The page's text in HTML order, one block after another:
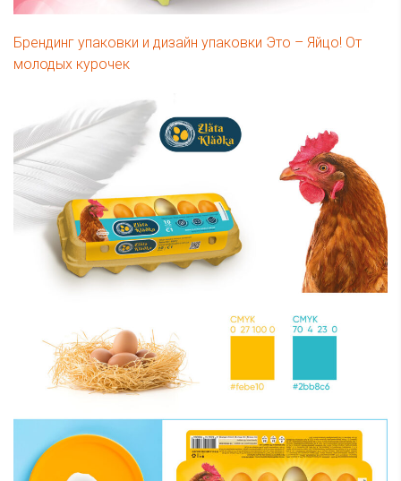
Брендинг упаковки и дизайн упаковки Это – Яйцо! От
молодых курочек